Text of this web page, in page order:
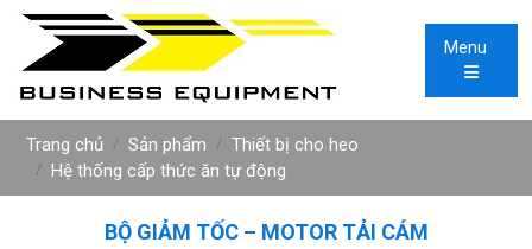
Menu
Trang chủ Sản phẩm
Thiết bị cho heo
Hệ thống cấp thức ăn tự động
BỘ GIẢM TỐC – MOTOR TẢI CÁM